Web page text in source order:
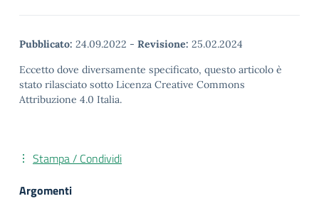
Pubblicato: 24.09.2022 - Revisione: 25.02.2024
Eccetto dove diversamente specificato, questo articolo è
stato rilasciato sotto Licenza Creative Commons
Attribuzione 4.0 Italia.
Stampa / Condividi
Argomenti